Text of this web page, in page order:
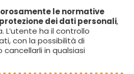
le normative
dei dati personali,
L’utente ha il controllo
con la possibilità di
in qualsiasi